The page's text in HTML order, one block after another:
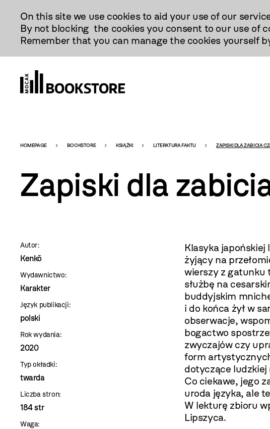
Treści
On this site we use cookies to aid your use of our
By not blocking the cookies you consent to our use of
Remember that you can manage the cookies yourself
Bookstore
-
szablon
szczegóły
HOMEPAGE BOOKSTORE KSIĄŻKI LITERATURA FAKTU ZAPISKI DLA ZABICIA
Zapiski dla
Autor:
Kenkō
Wydawnictwo:
Karakter
Język publikacji:
polski
Rok wydania:
2020
Typ okładki:
twarda
Liczba stron:
184 str
Waga:
Klasyka
żyjący na
wierszy z gatunku
służbę na
buddyjskim
i do końca żył w
obserwacje,
bogactwo
zwyczajów czy
form
dotyczące
Co ciekawe, jego
uroda języka, ale
W lekturę zbioru
Lipszyca.